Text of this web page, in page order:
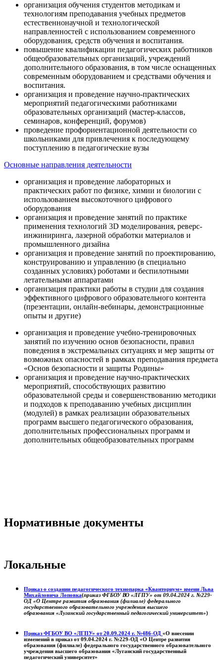
организация обучения студентов методикам и
технологиям преподавания учебных предметов
естественнонаучной и технологической
направленностей с использованием современного
оборудования, средств обучения и воспитания.
повышение квалификации педагогических работников
общеобразовательных организаций, учреждений
дополнительного образования, в том числе оснащенных
современным оборудованием и средствами обучения и
воспитания.
организация и проведение научно-практических
мероприятий педагогическими работниками
образовательных организаций (мастер-классов,
семинаров, конференций, форумов)
проведение профориентационной деятельности со
школьниками для привлечения к последующему
поступлению в педагогические вузы
Основные направления деятельности
организация и проведение лабораторных и
практических работ по физике, химии и биологии с
использованием высокоточного цифрового
оборудования
организация и проведение занятий по практике
применения технологий 3D моделирования, реверс-
инжиниринга, лазерной обработки материалов и
промышленного дизайна
организация и проведение занятий по проектированию,
конструированию и управлению (в специально
созданных условиях) роботами и беспилотными
летательными аппаратами
организация практики работы в студии для создания
эффективного цифрового образовательного контента
(презентации, онлайн-вебинары, демонстрационные
опыты и другие)
организация и проведение учебно-тренировочных
занятий по изучению основ безопасности, правил
поведения в экстремальных ситуациях и мер защиты от
возможных опасностей в рамках преподавания предмета
«Основ безопасности и защиты Родины»
организация и проведение научно-практических
мероприятий, способствующих развитию
образовательной среды и совершенствованию методики
и подходов к преподаванию учебных дисциплин
(модулей) в рамках реализации образовательных
программ высшего педагогического образования,
дополнительных профессиональных программ и
дополнительных общеобразовательных программ
Нормативные документы
Локальные
Приказ о создании педагогического технопарка «Кванториум» имени Льва
Михайловича Лоповка(приказ ФГБОУ ВО «ЛГПУ» от 09.04.2024 г. №229-
ОД «О Центре развития образования (филиале) федерального
государственного образовательного учреждения высшего
образования «Луганский государственный педагогический университет»)
Приказ ФГБОУ ВО «ЛГПУ» от 20.09.2024 г. №486-ОД «О внесении
изменений в приказ от 09.04.2024 г. №229-ОД «О Центре развития
образования (филиале) федерального государственного образовательного
учреждения высшего образования «Луганский государственный
педагогический университет»